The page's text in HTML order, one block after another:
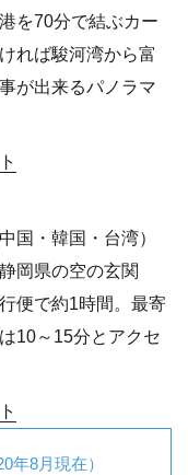
を70分で結ぶカー
れば駿河湾から富
が出来るパノラマ
国・韓国・台湾）
岡県の空の玄関
便で約1時間。最寄
10～15分とアクセ
年8月現在